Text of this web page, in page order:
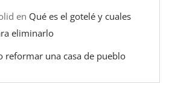
en Qué es el gotelé y cuales
eliminarlo
reformar una casa de pueblo